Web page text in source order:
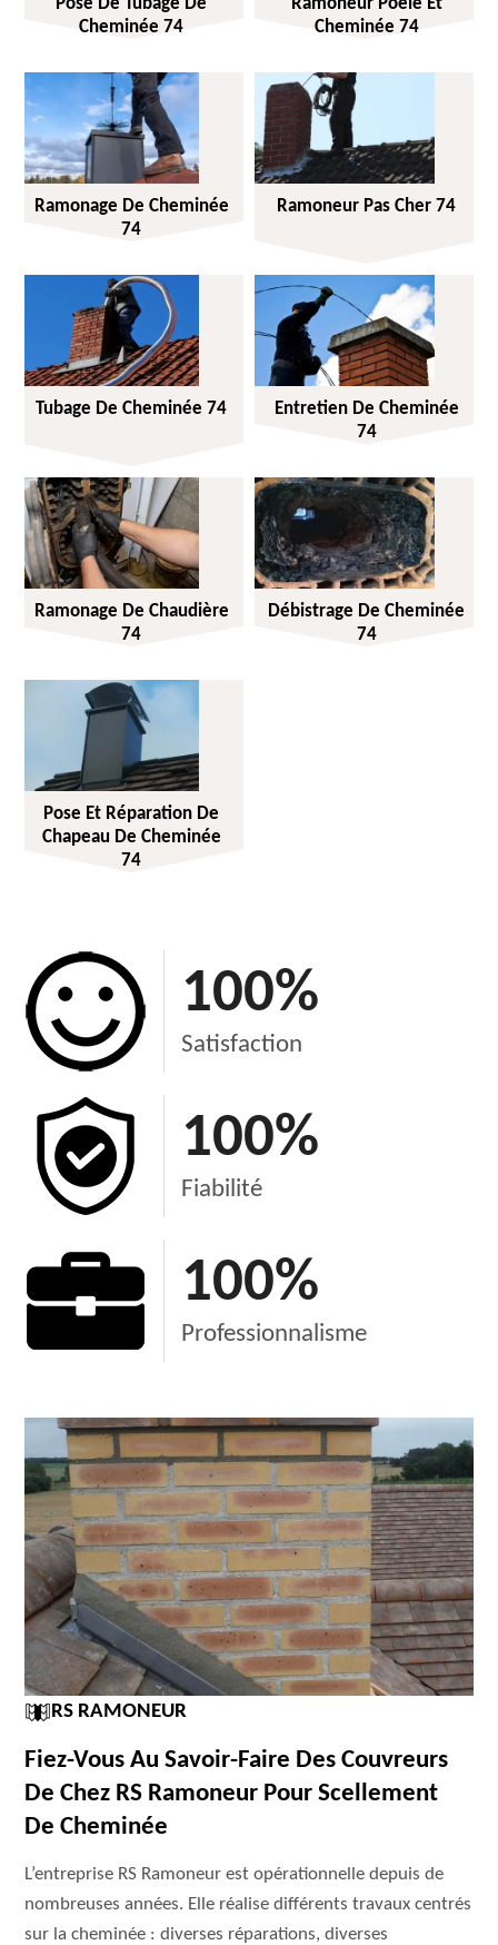
Pose De Tubage De
Cheminée 74
Ramoneur Poêle Et
Cheminée 74
Ramonage De Cheminée
74
Ramoneur Pas Cher 74
Tubage De Cheminée 74
Entretien De Cheminée
74
Ramonage De Chaudière
74
Débistrage De Cheminée
74
Pose Et Réparation De
Chapeau De Cheminée
74
100%
Satisfaction
100%
Fiabilité
100%
Professionnalisme
RS RAMONEUR
Fiez-Vous Au Savoir-Faire Des Couvreurs
De Chez RS Ramoneur Pour Scellement
De Cheminée
L’entreprise RS Ramoneur est opérationnelle depuis de
nombreuses années. Elle réalise différents travaux centrés
sur la cheminée : diverses réparations, diverses